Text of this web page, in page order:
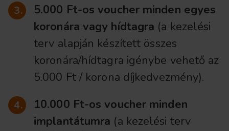
5.000 Ft-os voucher minden egyes
koronára vagy hídtagra (a kezelési
terv alapján készített összes
koronára/hídtagra igénybe vehető az
5.000 Ft / korona díjkedvezmény).
10.000 Ft-os voucher minden
implantátumra (a kezelési terv